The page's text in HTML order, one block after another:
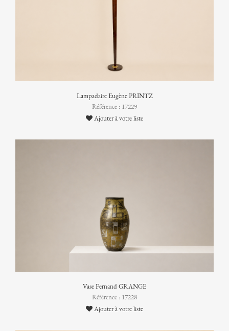
Lampadaire Eugène PRINTZ
Référence : 17229
Ajouter à votre liste
Vase Fernand GRANGE
Référence : 17228
Ajouter à votre liste